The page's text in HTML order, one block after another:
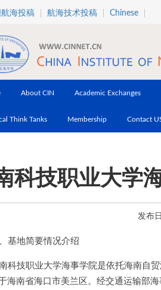
海投稿 航海技术投稿 Chinese
About CIN Academic Exchanges
Think Tanks Membership Contact
科技职业大学
发布
基地简要情况介绍
科技职业大学海事学院是依托海南自
海南省海口市美兰区。经交通运输部